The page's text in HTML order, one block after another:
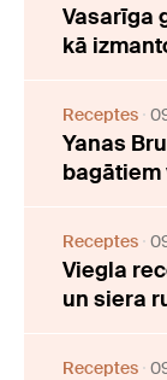
Vasarīga
kā
Receptes
Yanas
Receptes
Viegla
un siera
Receptes